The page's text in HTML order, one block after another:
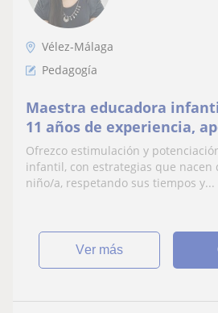
Vélez-Málaga
Pedagogía
Maestra educadora
11 años de experiencia,
acompañando niños y
Ofrezco estimulación y
infantil, con estrategias que nacen
niño/a, respetando sus tiempos y...
ver más